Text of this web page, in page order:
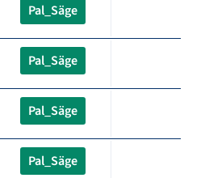
Pal_Säge
Pal_Säge
Pal_Säge
Pal_Säge